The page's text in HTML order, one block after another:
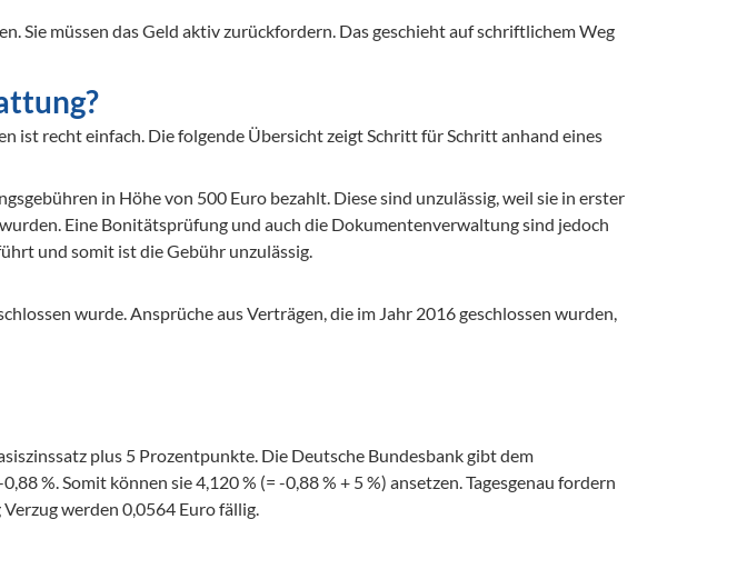
Sie müssen das Geld aktiv zurückfordern. Das geschieht auf schriftlichem Weg
recht einfach. Die folgende Übersicht zeigt Schritt für Schritt anhand eines
in Höhe von 500 Euro bezahlt. Diese sind unzulässig, weil sie in erster
Eine Bonitätsprüfung und auch die Dokumentenverwaltung sind jedoch
und somit ist die Gebühr unzulässig.
wurde. Ansprüche aus Verträgen, die im Jahr 2016 geschlossen wurden,
plus 5 Prozentpunkte. Die Deutsche Bundesbank gibt dem
%. Somit können sie 4,120 % (= -0,88 % + 5 %) ansetzen. Tagesgenau fordern
werden 0,0564 Euro fällig.